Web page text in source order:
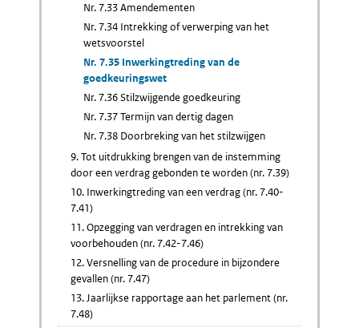
Nr. 7.33 Amendementen
Nr. 7.34 Intrekking of verwerping van het
wetsvoorstel
Nr. 7.35 Inwerkingtreding van de
goedkeuringswet
Nr. 7.36 Stilzwijgende goedkeuring
Nr. 7.37 Termijn van dertig dagen
Nr. 7.38 Doorbreking van het stilzwijgen
9. Tot uitdrukking brengen van de instemming
door een verdrag gebonden te worden (nr. 7.39)
10. Inwerkingtreding van een verdrag (nr. 7.40-
7.41)
11. Opzegging van verdragen en intrekking van
voorbehouden (nr. 7.42-7.46)
12. Versnelling van de procedure in bijzondere
gevallen (nr. 7.47)
13. Jaarlijkse rapportage aan het parlement (nr.
7.48)